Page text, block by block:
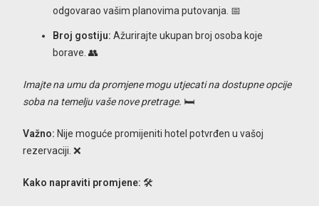
odgovarao vašim planovima putovanja. 📅
Broj gostiju: Ažurirajte ukupan broj osoba koje
borave. 👥
Imajte na umu da promjene mogu utjecati na dostupne opcije
soba na temelju vaše nove pretrage. 🛏️
Važno: Nije moguće promijeniti hotel potvrđen u vašoj
rezervaciji. ❌
Kako napraviti promjene: 🛠️